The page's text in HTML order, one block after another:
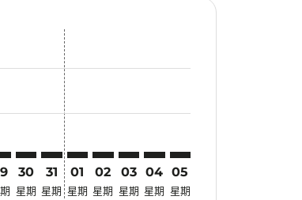
寻找优惠寻找优惠
disclaimer. 寻找优惠
disclaimer. 寻找优惠
offers-disclaimer. 寻找优惠
view-offers-disclaimer. 寻找优惠
cmp-view-offers-disclaimer. 寻找优惠
cmp-view-offers-disclaimer. 寻找优惠
KIX–CEI: cmp-view-offers-disclaimer. 寻找优惠
30
星期
KIX–CEI: cmp-view-offers-disclaimer. 寻找优
31
星期
01
星期
02
星期
03
星期
04
星期
05
星期